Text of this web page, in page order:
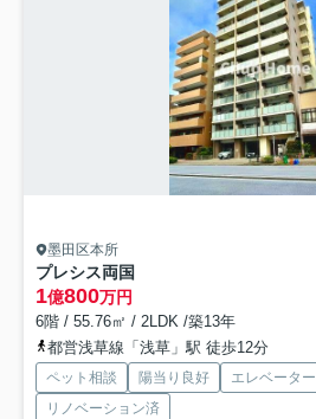
墨田区本所
プレシス両国
1億800万円
6階 / 55.76㎡ / 2LDK /築13年
都営浅草線「浅草」駅 徒歩12分
ペット相談 陽当り良好 エレベーター
リノベーション済